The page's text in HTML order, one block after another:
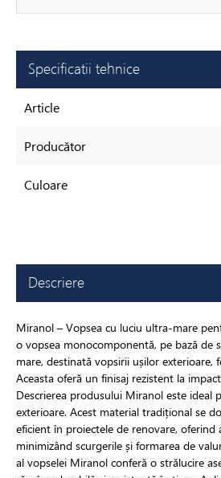
Specificatii tehnice
Article
Producător
Culoare
Descriere
Miranol – Vopsea cu luciu ultra-mare
o vopsea monocomponentă, pe bază de
mare, destinată vopsirii ușilor exterioare,
Aceasta oferă un finisaj rezistent la
Descrierea produsului Miranol este ideal
exterioare. Acest material tradițional se
eficient în proiectele de renovare, oferind
minimizând scurgerile și formarea de
al vopselei Miranol conferă o strălucire